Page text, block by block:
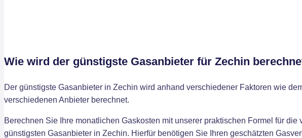
Wie wird der günstigste Gasanbieter für Zechin
Der günstigste Gasanbieter in Zechin wird anhand verschiedener Faktoren wie
verschiedenen Anbieter berechnet.
Berechnen Sie Ihre monatlichen Gaskosten mit unserer praktischen Formel für
günstigsten Gasanbieter in Zechin. Hierfür benötigen Sie Ihren geschätzten